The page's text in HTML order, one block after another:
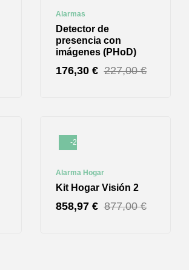
Alarmas
Detector de
presencia con
imágenes (PHoD)
227,00€
176,30 €
-2%
Alarma Hogar
Kit Hogar Visión 2
877,00€
858,97 €